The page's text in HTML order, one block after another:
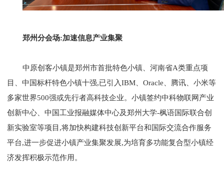
郑州分会场:加速信息产业集聚
中原创客小镇是郑州市首批特色小镇、河南省A类重点项
目、中国标杆特色小镇十强,已引入IBM、Oracle、腾讯、小米等
多家世界500强或先行者高科技企业。小镇签约中科物联网产业
创新中心、中国工业报融媒体中心及郑州大学-枫语国际联合创
新实验室等项目,将加快构建科技创新平台和国际交流合作服务
平台,进一步促进小镇产业集聚发展,为培育多功能复合型小镇经
济发挥积极示范作用。